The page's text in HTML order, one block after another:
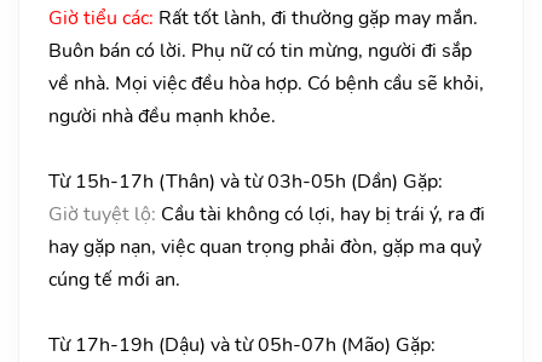
Giờ tiểu các: Rất tốt lành, đi thường gặp may mắn.
Buôn bán có lời. Phụ nữ có tin mừng, người đi sắp
về nhà. Mọi việc đều hòa hợp. Có bệnh cầu sẽ khỏi,
người nhà đều mạnh khỏe.
Từ 15h-17h (Thân) và từ 03h-05h (Dần) Gặp:
Giờ tuyệt lộ: Cầu tài không có lợi, hay bị trái ý, ra đi
hay gặp nạn, việc quan trọng phải đòn, gặp ma quỷ
cúng tế mới an.
Từ 17h-19h (Dậu) và từ 05h-07h (Mão) Gặp: